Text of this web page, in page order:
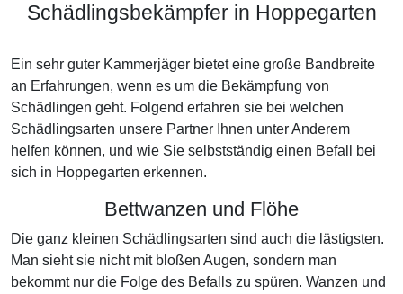
Schädlingsbekämpfer in Hoppegarten
Ein sehr guter Kammerjäger bietet eine große Bandbreite
an Erfahrungen, wenn es um die Bekämpfung von
Schädlingen geht. Folgend erfahren sie bei welchen
Schädlingsarten unsere Partner Ihnen unter Anderem
helfen können, und wie Sie selbstständig einen Befall bei
sich in Hoppegarten erkennen.
Bettwanzen und Flöhe
Die ganz kleinen Schädlingsarten sind auch die lästigsten.
Man sieht sie nicht mit bloßen Augen, sondern man
bekommt nur die Folge des Befalls zu spüren. Wanzen und